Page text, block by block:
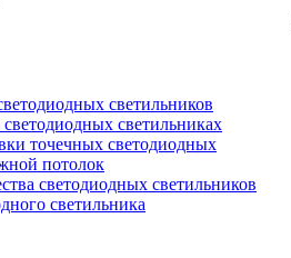
светильников
светильниках
точечных светодиодных
потолок
светодиодных светильников
светильника